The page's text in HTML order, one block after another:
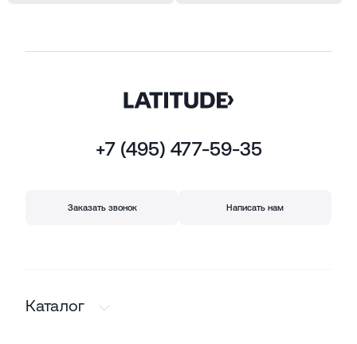
+7 (495) 477-59-35
Заказать звонок Написать нам
Каталог